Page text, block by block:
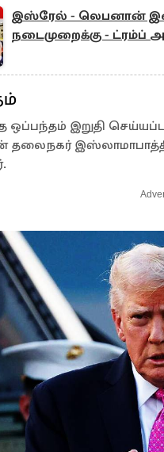
இஸ்ரேல் - லெபனான்
நடைமுறைக்கு - ட்ரம்ப்
இறுதி
தலைநகர்